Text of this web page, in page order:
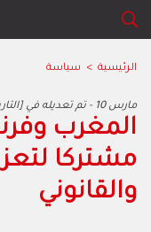
الرئيسية > سياسة
2025 مارس 10 - تم تعديله في [التاريخ]
المغرب
مشتركا
والقانوني